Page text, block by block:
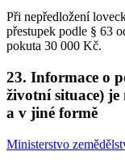
Při nepředložení
přestupek podle § 63
pokuta 30 000 Kč.
23. Informace o
životní situace)
a v jiné formě
Ministerstvo